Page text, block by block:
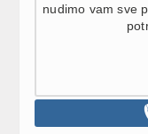
nudimo vam sve